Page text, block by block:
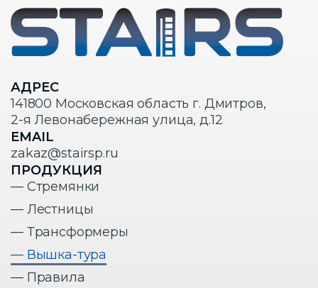
АДРЕС
141800 Московская область г. Дмитров,
2-я Левонабережная улица, д.12
EMAIL
zakaz@stairsp.ru
ПРОДУКЦИЯ
— Стремянки
— Лестницы
— Трансформеры
— Вышка-тура
— Правила